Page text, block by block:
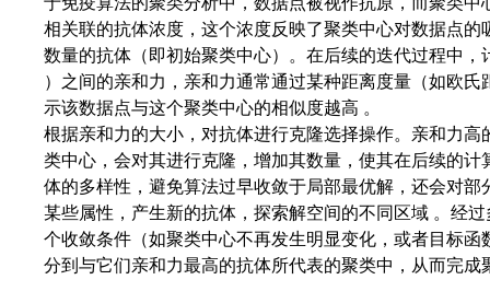
相关联的抗体浓度，这个浓度反映了聚类中心对数据点
数量的抗体（即初始聚类中心）。在后续的迭代过程中
）之间的亲和力，亲和力通常通过某种距离度量（如欧
示该数据点与这个聚类中心的相似度越高 。
根据亲和力的大小，对抗体进行克隆选择操作。亲和力
类中心，会对其进行克隆，增加其数量，使其在后续的
体的多样性，避免算法过早收敛于局部最优解，还会对
某些属性，产生新的抗体，探索解空间的不同区域 。经
个收敛条件（如聚类中心不再发生明显变化，或者目标
分到与它们亲和力最高的抗体所代表的聚类中，从而完成